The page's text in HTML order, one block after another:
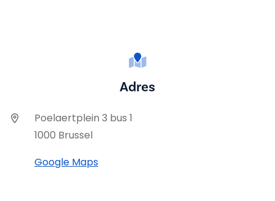
Adres
Poelaertplein 3 bus 1
1000 Brussel
Google Maps